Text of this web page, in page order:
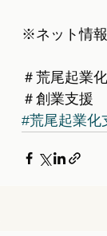
※ネット情報
＃荒尾起業
＃創業支援
#荒尾起業化